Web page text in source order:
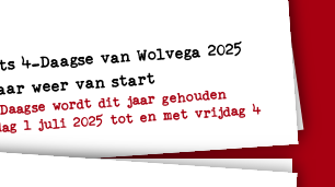
4-Daagse van Wolvega 2025
weer van start
wordt dit jaar gehouden
1 juli 2025 tot en met vrijdag 4